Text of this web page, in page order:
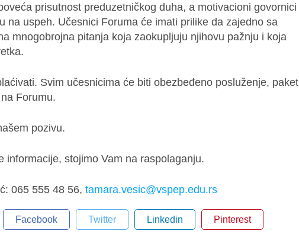
prisutnost preduzetničkog duha, a motivacioni govornici
na uspeh. Učesnici Foruma će imati prilike da zajedno sa
mnogobrojna pitanja koja zaokupljuju njihovu pažnju i koja
Svim učesnicima će biti obezbeđeno posluženje, paket
Forumu.
pozivu.
informacije, stojimo Vam na raspolaganju.
065 555 48 56, tamara.vesic@vspep.edu.rs
Facebook Twitter Linkedin Pinterest